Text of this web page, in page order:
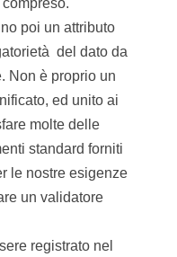
poi un attributo
del dato da
Non è proprio un
ed unito ai
molte delle
standard forniti
le nostre esigenze
un validatore
registrato nel